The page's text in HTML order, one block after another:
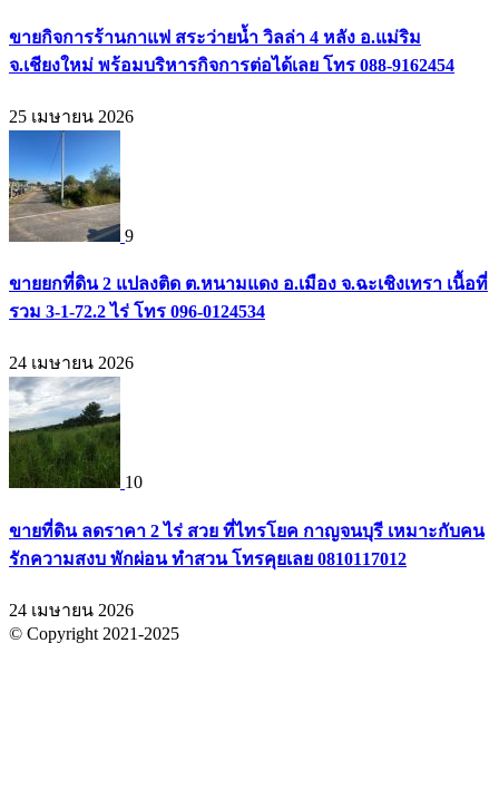
ขายกิจการร้านกาแฟ สระว่ายน้ำ วิลล่า 4 หลัง อ.แม่ริม
จ.เชียงใหม่ พร้อมบริหารกิจการต่อได้เลย โทร 088-9162454
25 เมษายน 2026
9
ขายยกที่ดิน 2 แปลงติด ต.หนามแดง อ.เมือง จ.ฉะเชิงเทรา เนื้อที่
รวม 3-1-72.2 ไร่ โทร 096-0124534
24 เมษายน 2026
10
ขายที่ดิน ลดราคา 2 ไร่ สวย ที่ไทรโยค กาญจนบุรี เหมาะกับคน
รักความสงบ พักผ่อน ทำสวน โทรคุยเลย 0810117012
24 เมษายน 2026
© Copyright 2021-2025